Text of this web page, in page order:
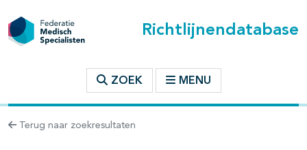
Richtlijnendatabase
ZOEK MENU
Terug naar zoekresultaten
binnen deze richtlijn